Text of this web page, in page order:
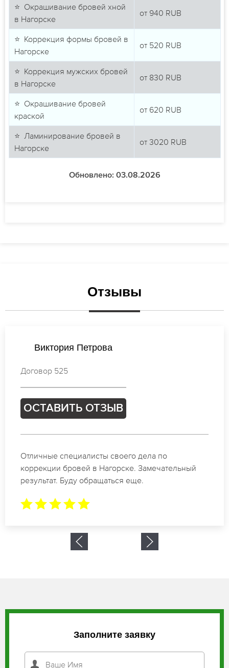
⭐ Окрашивание бровей хной
в Нагорске
от 940 RUB
⭐ Коррекция формы бровей в
Нагорске
от 520 RUB
⭐ Коррекция мужских бровей
в Нагорске
от 830 RUB
⭐ Окрашивание бровей
краской
от 620 RUB
⭐ Ламинирование бровей в
Нагорске
от 3020 RUB
Обновлено: 03.08.2026
Отзывы
Ирина Петрова
Договор 910
ОСТАВИТЬ ОТЗЫВ
Спасибо огромное. Заказывала татуаж на свадьбу
в Нагорске. За 2 часа все было сделано.
Заполните заявку